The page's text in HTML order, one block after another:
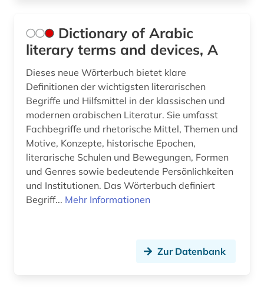
Dictionary of Arabic
literary terms and devices, A
Dieses neue Wörterbuch bietet klare
Definitionen der wichtigsten literarischen
Begriffe und Hilfsmittel in der klassischen und
modernen arabischen Literatur. Sie umfasst
Fachbegriffe und rhetorische Mittel, Themen und
Motive, Konzepte, historische Epochen,
literarische Schulen und Bewegungen, Formen
und Genres sowie bedeutende Persönlichkeiten
und Institutionen. Das Wörterbuch definiert
Begriff... Mehr Informationen
Zur Datenbank